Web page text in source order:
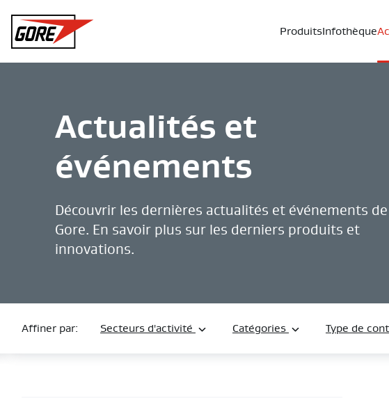
Gore
ProduitsInfothèque
Actualités et
événements
Découvrir les dernières actualités et événements de
Gore. En savoir plus sur les derniers produits et
innovations.
Affiner par: Secteurs d'activité Catégories Type de